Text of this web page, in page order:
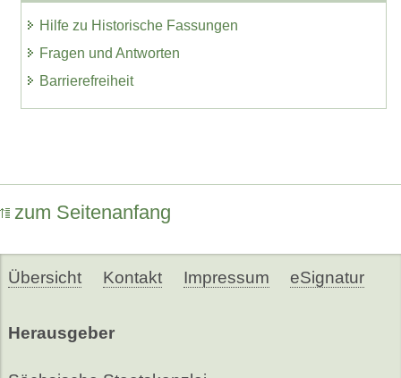
Hilfe zu Historische Fassungen
Fragen und Antworten
Barrierefreiheit
zum Seitenanfang
Übersicht Kontakt Impressum eSignatur
Herausgeber